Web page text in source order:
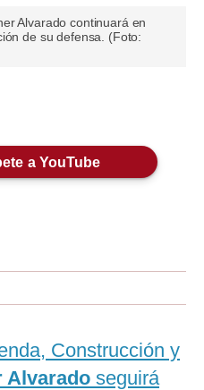
Alvarado continuará en
de su defensa. (Foto:
a YouTube
Construcción y
Alvarado seguirá